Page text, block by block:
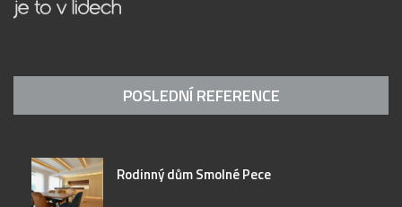
POSLEDNÍ REFERENCE
Rodinný dům Smolné Pece